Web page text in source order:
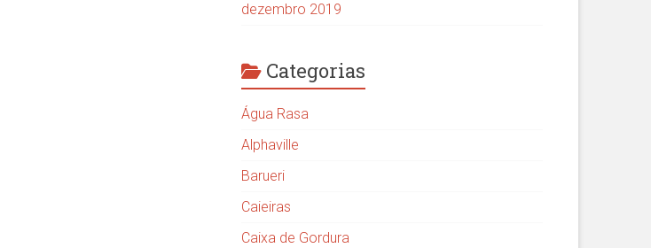
dezembro 2019
Categorias
Água Rasa
Alphaville
Barueri
Caieiras
Caixa de Gordura